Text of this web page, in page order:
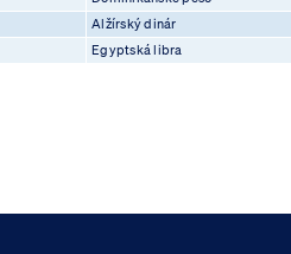
Alžírský dinár
Egyptská libra